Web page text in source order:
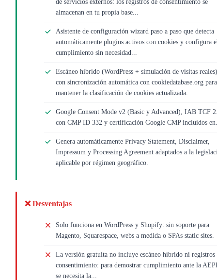
de servicios externos: los registros de consentimiento se
almacenan en tu propia base...
Asistente de configuración wizard paso a paso que detecta
automáticamente plugins activos con cookies y configura
cumplimiento sin necesidad...
Escáneo híbrido (WordPress + simulación de visitas reales)
con sincronización automática con cookiedatabase.org para
mantener la clasificación de cookies actualizada.
Google Consent Mode v2 (Basic y Advanced), IAB TCF
con CMP ID 332 y certificación Google CMP incluidos
Genera automáticamente Privacy Statement, Disclaimer,
Impressum y Processing Agreement adaptados a la
aplicable por régimen geográfico.
❌ Desventajas
Solo funciona en WordPress y Shopify: sin soporte para
Magento, Squarespace, webs a medida o SPAs static sites.
La versión gratuita no incluye escáneo híbrido ni registros
consentimiento: para demostrar cumplimiento ante la
se necesita la...